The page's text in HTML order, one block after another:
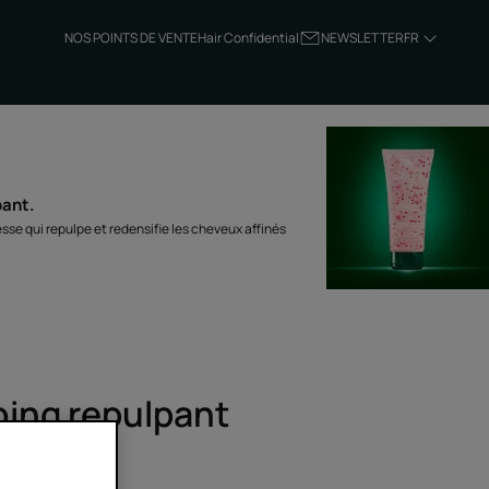
NOS POINTS DE VENTEHair Confidential NEWSLETTERFR
qui repulpe et redensifie les cheveux affinés
repulpant